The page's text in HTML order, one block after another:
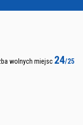
wolnych miejsc 24/25